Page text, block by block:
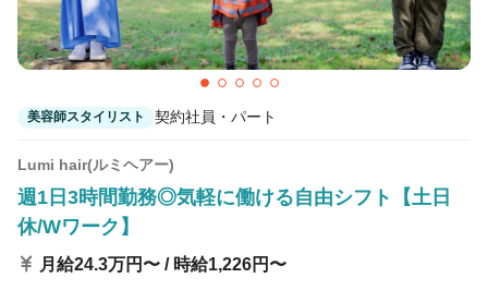
正社員 契約社員・パート
詳細条件
管理美容師免許歓迎
美容師スタイリスト 契約社員・パート
Lumi hair(ルミヘアー)
週1日3時間勤務◎気軽に働ける自由シフト【土日
休/Wワーク】
月給24.3万円〜 / 時給1,226円〜